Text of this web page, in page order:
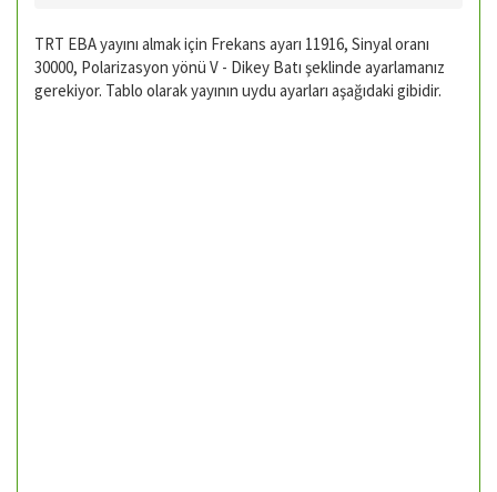
TRT EBA yayını almak için Frekans ayarı 11916, Sinyal oranı
30000, Polarizasyon yönü V - Dikey Batı şeklinde ayarlamanız
gerekiyor. Tablo olarak yayının uydu ayarları aşağıdaki gibidir.